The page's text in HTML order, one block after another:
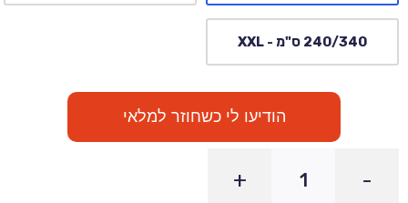
240/340 ס"מ - XXL
הודיעו לי כשחוזר למלאי
-
+